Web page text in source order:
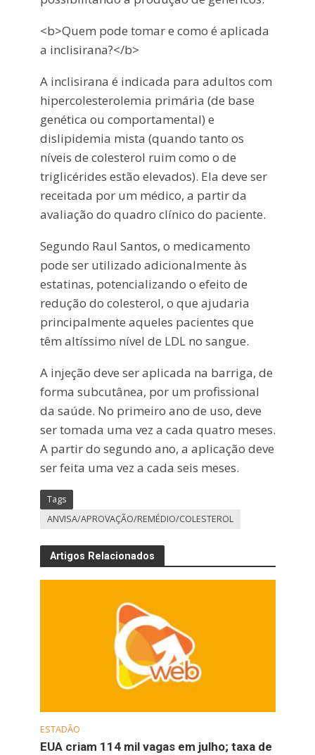
<b>Quem pode tomar e como é aplicada
a inclisirana?</b>
A inclisirana é indicada para adultos com
hipercolesterolemia primária (de base
genética ou comportamental) e
dislipidemia mista (quando tanto os
níveis de colesterol ruim como o de
triglicérides estão elevados). Ela deve ser
receitada por um médico, a partir da
avaliação do quadro clínico do paciente.
Segundo Raul Santos, o medicamento
pode ser utilizado adicionalmente às
estatinas, potencializando o efeito de
redução do colesterol, o que ajudaria
principalmente aqueles pacientes que
têm altíssimo nível de LDL no sangue.
A injeção deve ser aplicada na barriga, de
forma subcutânea, por um profissional
da saúde. No primeiro ano de uso, deve
ser tomada uma vez a cada quatro meses.
A partir do segundo ano, a aplicação deve
ser feita uma vez a cada seis meses.
Tags
ANVISA/APROVAÇÃO/REMÉDIO/COLESTEROL
Artigos Relacionados
ESTADÃO
EUA criam 114 mil vagas em julho; taxa de